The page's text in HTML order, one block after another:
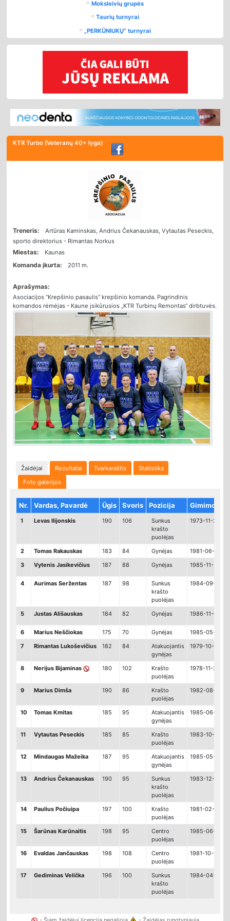
Moksleivių grupės
Taurių turnyrai
„PERKŪNIUKŲ“ turnyrai
KTR Turbo (Veteranų 40+ lyga)
Treneris:
Artūras Kaminskas, Andrius Čekanauskas, Vytautas Peseckis,
sporto direktorius - Rimantas Norkus
Miestas: Kaunas
Komanda įkurta: 2011 m.
Aprašymas:
Asociacijos “Krepšinio pasaulis” krepšinio komanda. Pagrindinis
komandos rėmėjas - Kaune įsikūrusios „KTR Turbinų Remontas“ dirbtuvės.
Žaidėjai Rezultatai Tvarkaraštis
Statistika
Foto galerijos
Nr. Vardas, Pavardė Ūgis Svoris Pozicija Gimimo
1 Levas Ilijonskis 190 106
Sunkus
krašto
puolėjas
1973-11-21
2 Tomas Rakauskas 183 84 Gynėjas
1981-06-02
3
Vytenis Jasikevičius 187 88 Gynėjas 1985-11-21
4 Aurimas Seržentas 187 98
Sunkus
krašto
puolėjas
1984-09-28
5 Justas Ališauskas 184 82 Gynėjas 1986-11-05
6 Marius Neščiokas 175 70 Gynėjas
1985-05-19
7
Rimantas Lukoševičius 182 84
Atakuojantis
gynėjas
1979-10-21
8 Nerijus Bijaminas 180 102
Krašto
puolėjas
1978-11-23
9 Marius Dimša 190 86
Krašto
puolėjas
1982-08-27
10 Tomas Kmitas 185 95
Atakuojantis
gynėjas
1985-06-26
11 Vytautas Peseckis 185 85
Krašto
puolėjas
1983-10-31
12 Mindaugas Mažeika 187 95
Atakuojantis
gynėjas
1985-05-28
13 Andrius Čekanauskas 190 95
Sunkus
krašto
puolėjas
1983-12-20
14 Paulius Počiuipa 197 100
Krašto
puolėjas
1981-02-27
15 Šarūnas Karūnaitis 198 95
Centro
puolėjas
1985-06-16
16 Evaldas Jančauskas 198 108
Centro
puolėjas
1981-10-13
17 Gediminas Velička 196 100
Sunkus
krašto
puolėjas
1984-04-25